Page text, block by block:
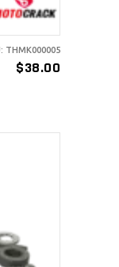
$38.00
THMK000005